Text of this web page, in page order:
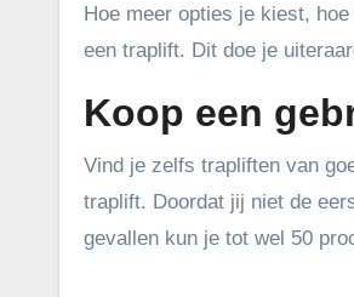
Hoe meer opties je kiest,
een traplift. Dit doe je
Koop een
Vind je zelfs trapliften van
traplift. Doordat jij niet de
gevallen kun je tot wel 50